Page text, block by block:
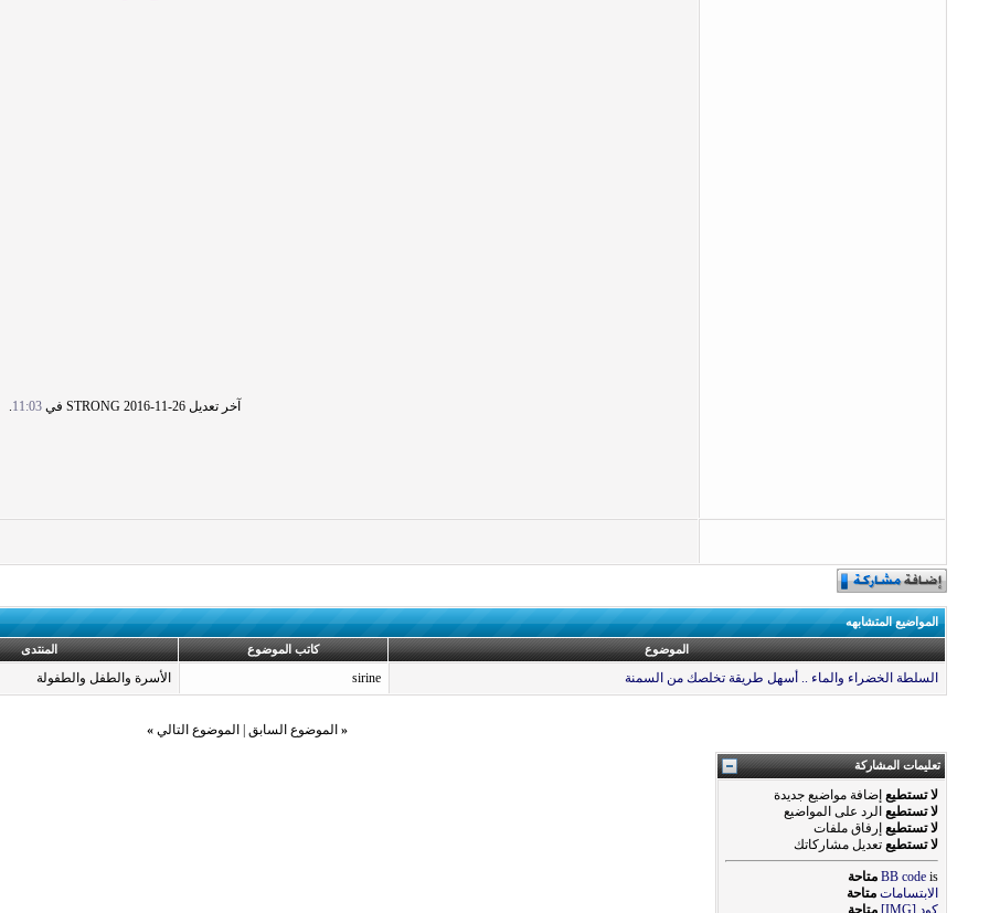
آخر تعديل STRONG 2016-11-26 في 11:03
.
المواضيع المتشابهه
الموضوع كاتب الموضوع المنتدى
السلطة الخضراء والماء .. أسهل طريقة تخلصك من السمنة sirine الأسرة والطفل والطفولة
« الموضوع السابق الموضوع التالي »
تعليمات المشاركة
لا تستطيع إضافة مواضيع جديدة
لا تستطيع الرد على المواضيع
لا تستطيع إرفاق ملفات
لا تستطيع تعديل مشاركاتك
BB code is
متاحة
الابتسامات متاحة
كود [IMG]
متاحة